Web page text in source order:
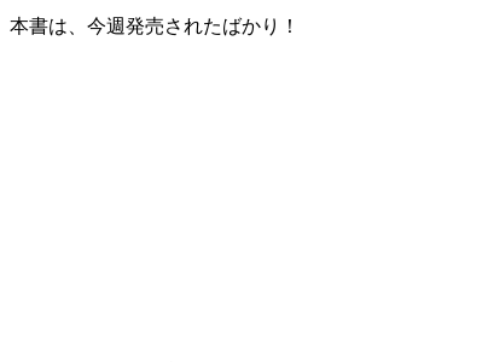
本書は、今週発売されたばかり！